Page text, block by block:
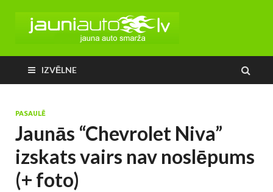
IZVĒLNE
PASAULĒ
Jaunās “Chevrolet Niva”
izskats vairs nav noslēpums
(+ foto)